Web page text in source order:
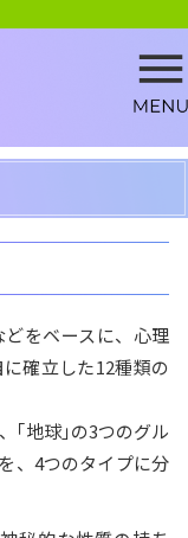
をベースに、心理
確立した12種類の
｢地球｣の3つのグル
、4つのタイプに分